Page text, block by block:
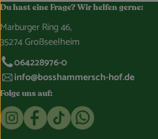
Du hast eine Frage? Wir helfen gerne:
Marburger Ring 46,
35274 Großseelheim
064228976-0
info@bosshammersch-hof.de
Folge uns auf:
Externer Link zu https://
Externer Link zu https://
Externer Link zu
Externer Link